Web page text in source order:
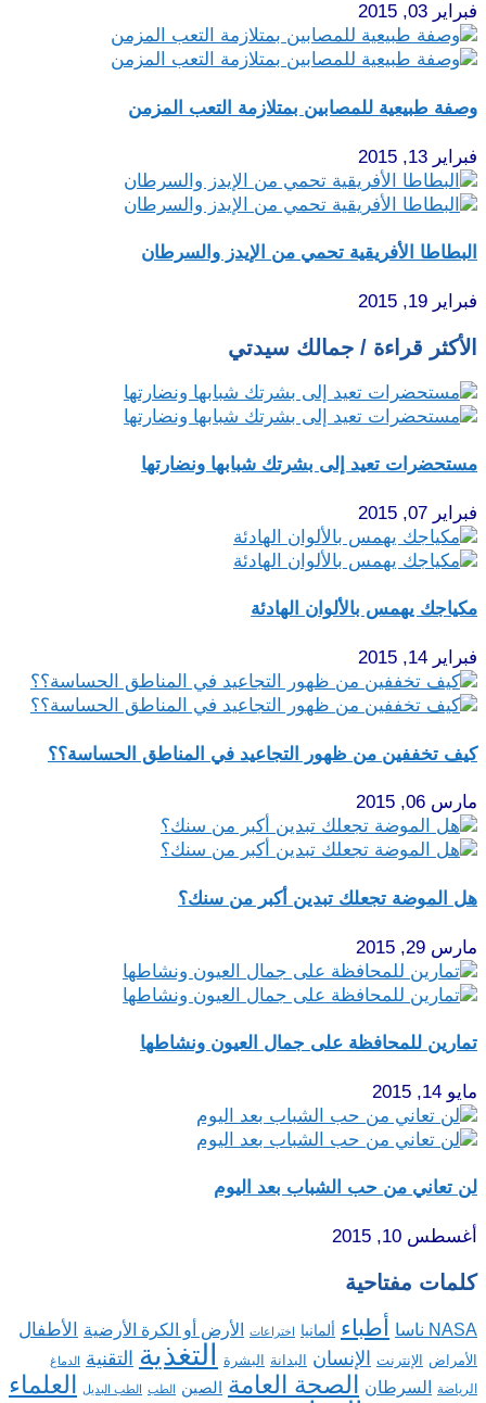
فبراير 03, 2015
وصفة طبيعية للمصابين بمتلازمة التعب المزمن
فبراير 13, 2015
البطاطا الأفريقية تحمي من الإيدز والسرطان
فبراير 19, 2015
الأكثر قراءة / جمالك سيدتي
مستحضرات تعيد إلى بشرتك شبابها ونضارتها
فبراير 07, 2015
مكياجك يهمس بالألوان الهادئة
فبراير 14, 2015
كيف تخففين من ظهور التجاعيد في المناطق الحساسة؟؟
مارس 06, 2015
هل الموضة تجعلك تبدين أكبر من سنك؟
مارس 29, 2015
تمارين للمحافظة على جمال العيون ونشاطها
مايو 14, 2015
لن تعاني من حب الشباب بعد اليوم
أغسطس 10, 2015
كلمات مفتاحية
NASA ناسا أطباء ألمانيا اختراعات الأرض أو الكرة الأرضية الأطفال
الأمراض الإنترنت الإنسان البدانة البشرة التغذية التقنية الدماغ
الرياضة السرطان الصحة العامة الصين الطب الطب البديل العلماء